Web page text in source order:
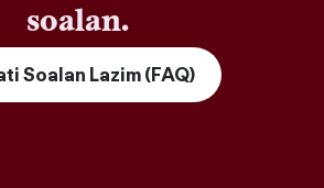
soalan.
Soalan Lazim (FAQ)